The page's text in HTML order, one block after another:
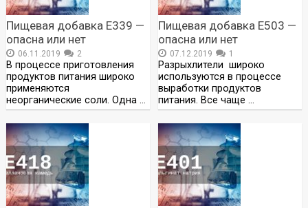
Пищевая добавка Е339 —
опасна или нет
06.11.2019 2
В процессе приготовления
продуктов питания широко
применяются
неорганические соли. Одна …
Пищевая добавка Е503 —
опасна или нет
07.12.2019 1
Разрыхлители широко
используются в процессе
выработки продуктов
питания. Все чаще …